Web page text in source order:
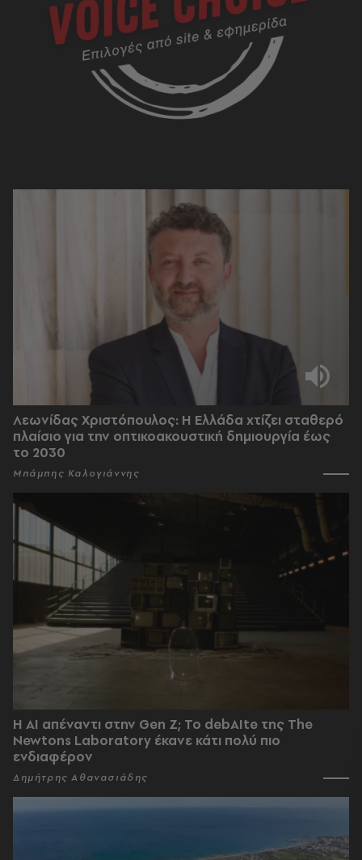
Λεωνίδας Χριστόπουλος: Η Ελλάδα χτίζει σταθερό
πλαίσιο για την οπτικοακουστική δημιουργία έως
το 2030
Μπάμπης Καλογιάννης
Η AI απέναντι στην Gen Z; Το debAIte της The
Newtons Laboratory έκανε κάτι πολύ πιο
ενδιαφέρον
Δημήτρης Αθανασιάδης